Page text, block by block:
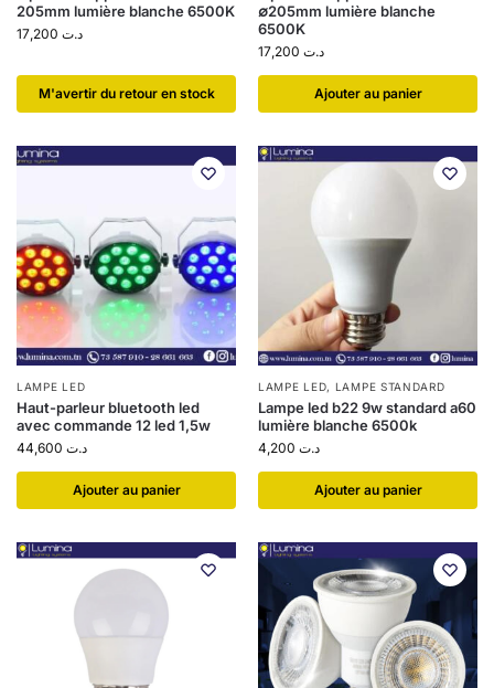
205mm lumière blanche 6500K
د.ت
​M'avertir du retour en stock
∅205mm lumière blanche
6500K
د.ت
Ajouter au panier
LAMPE LED
Haut-parleur bluetooth led
avec commande 12 led 1,5w
د.ت
Ajouter au panier
LAMPE LED, LAMPE STANDARD
Lampe led b22 9w standard a60
lumière blanche 6500k
د.ت
Ajouter au panier